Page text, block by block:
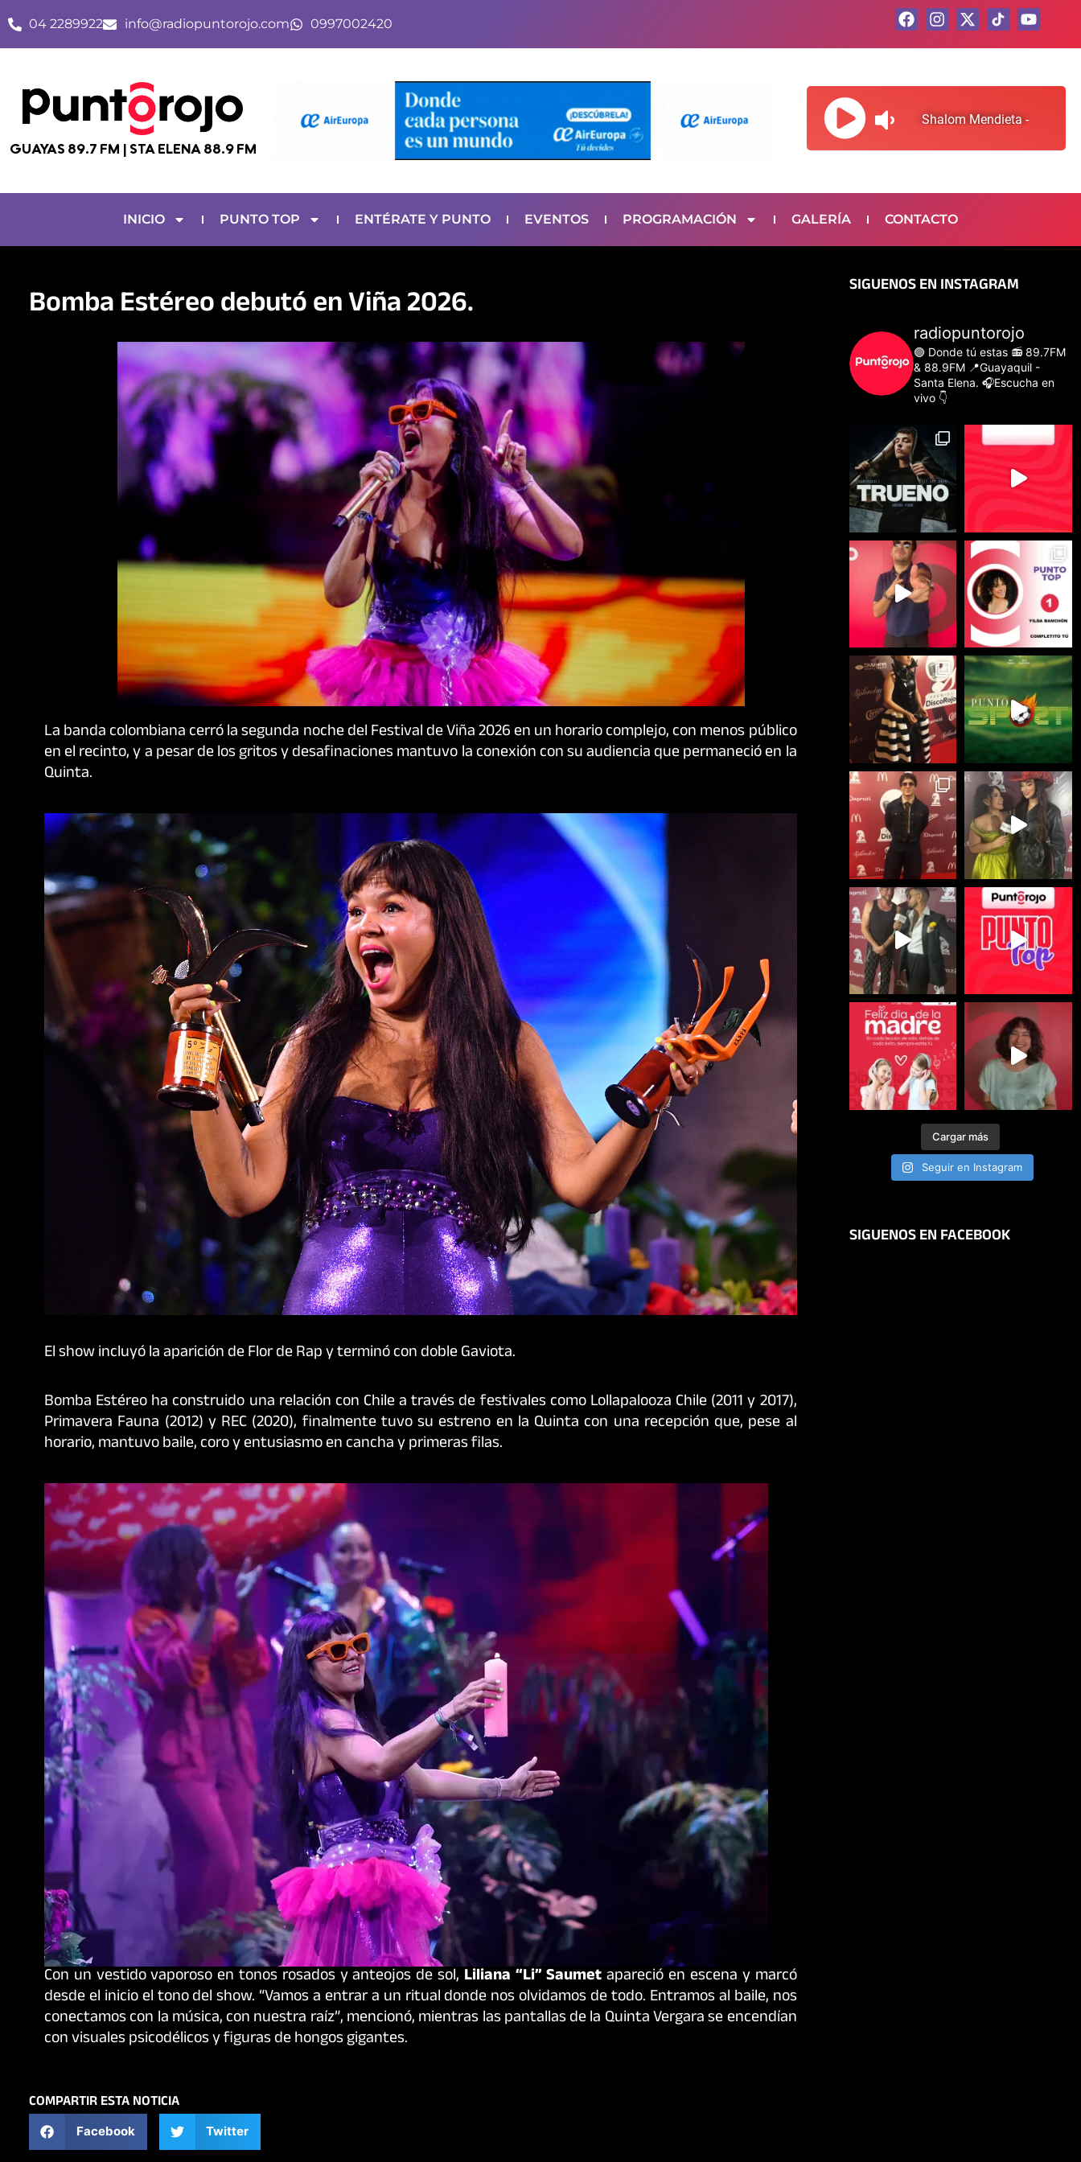
contenido
04 2289922 info@radiopuntorojo.com 0997002420
F
a
c
I
n
s
r
a
X
-
t
t
e
Y
o
u
GUAYAS 89.7 FM | STA ELENA 88.9 FM
INICIO PUNTO TOP ENTÉRATE Y PUNTO EVENTOS PROGRAMACIÓN GALERÍA CONTACTO
Bomba Estéreo debutó en Viña 2026.
La banda colombiana cerró la segunda noche del Festival de Viña 2026 en un horario complejo, con menos público
en el recinto, y a pesar de los gritos y desafinaciones mantuvo la conexión con su audiencia que permaneció en la
Quinta.
El show incluyó la aparición de Flor de Rap y terminó con doble Gaviota.
Bomba Estéreo ha construido una relación con Chile a través de festivales como Lollapalooza Chile (2011 y 2017),
Primavera Fauna (2012) y REC (2020), finalmente tuvo su estreno en la Quinta con una recepción que, pese al
horario, mantuvo baile, coro y entusiasmo en cancha y primeras filas.
Con un vestido vaporoso en tonos rosados y anteojos de sol, Liliana “Li” Saumetapareció en escena y marcó
desde el inicio el tono del show. “Vamos a entrar a un ritual donde nos olvidamos de todo. Entramos al baile, nos
conectamos con la música, con nuestra raíz”, mencionó, mientras las pantallas de la Quinta Vergara se encendían
con visuales psicodélicos y figuras de hongos gigantes.
COMPARTIR ESTA NOTICIA
Facebook Twitter
SIGUENOS EN INSTAGRAM
radiopuntorojo
🟣 Donde tú estas 📻 89.7FM
& 88.9FM📍Guayaquil -
Santa Elena. 🎧Escucha en
vivo 👇
Cargar más
Seguir en Instagram
SIGUENOS EN FACEBOOK